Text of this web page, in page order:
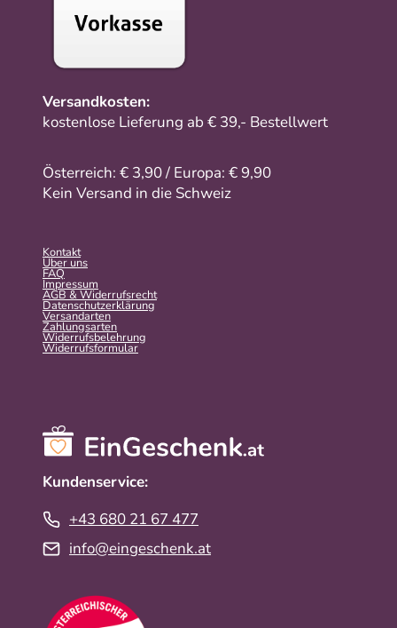
Versandkosten:
kostenlose Lieferung ab € 39,- Bestellwert
Österreich: € 3,90 / Europa: € 9,90
Kein Versand in die Schweiz
Kontakt
Über uns
FAQ
Impressum
AGB & Widerrufsrecht
Datenschutzerklärung
Versandarten
Zahlungsarten
Widerrufsbelehrung
Widerrufs­formular
Kundenservice:
+43 680 21 67 477
info@eingeschenk.at